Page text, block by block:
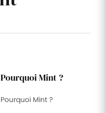
Pourquoi Mint ?
Pourquoi Mint ?